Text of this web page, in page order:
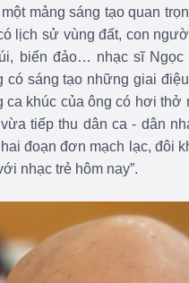
mảng sáng tạo quan
lịch sử vùng đất, con
biển đảo… nhạc sĩ
có sáng tạo những giai
ca khúc của ông có hơi
tiếp thu dân ca - dân
đoạn đơn mạch lạc, đôi
nhạc trẻ hôm nay”.